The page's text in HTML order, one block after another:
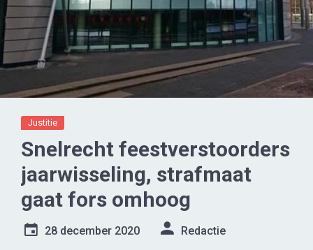
Justitie
Snelrecht feestverstoorders
jaarwisseling, strafmaat
gaat fors omhoog
28 december 2020 Redactie